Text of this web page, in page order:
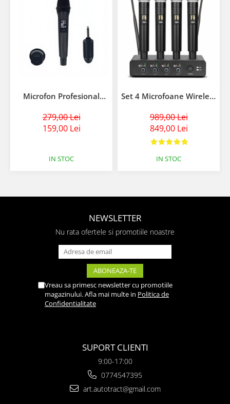
Microfon Profesional
Cardioid, Distanta
Operare 30m, Conector
Ergonomic, Negru
279,00 Lei
159,00 Lei
IN STOC
Set 4 Microfoane Wireless
fara fir UHF, cu Receiver,
Omnidirectionale,
Portabile, pentru
Karaoke, Conferinte,
Evenimente, Negre
989,00 Lei
849,00 Lei
IN STOC
NEWSLETTER
Nu rata ofertele si promotiile noastre
Vreau sa primesc newsletter cu promotiile
magazinului. Afla mai multe in Politica de
Confidentialitate
SUPORT CLIENTI
9:00-17:00
0774547395
art.autotract@gmail.com